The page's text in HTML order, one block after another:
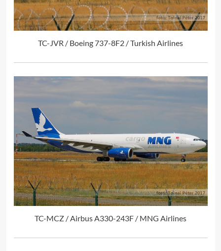
TC-JVR / Boeing 737-8F2 / Turkish Airlines
TC-MCZ / Airbus A330-243F / MNG Airlines